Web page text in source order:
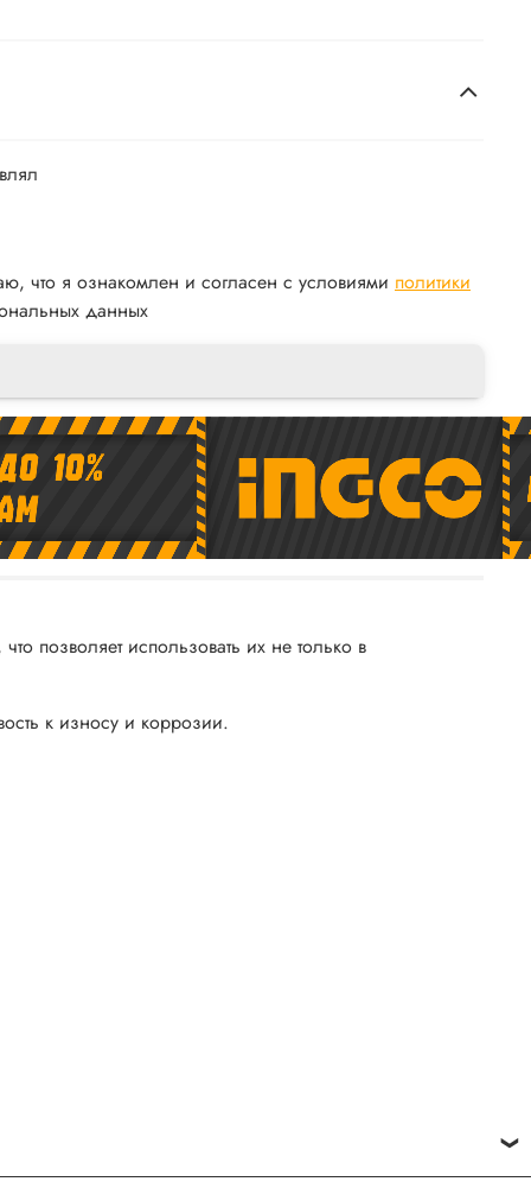
что я ознакомлен и согласен с условиями политики
данных
позволяет использовать их не только в
к износу и коррозии.